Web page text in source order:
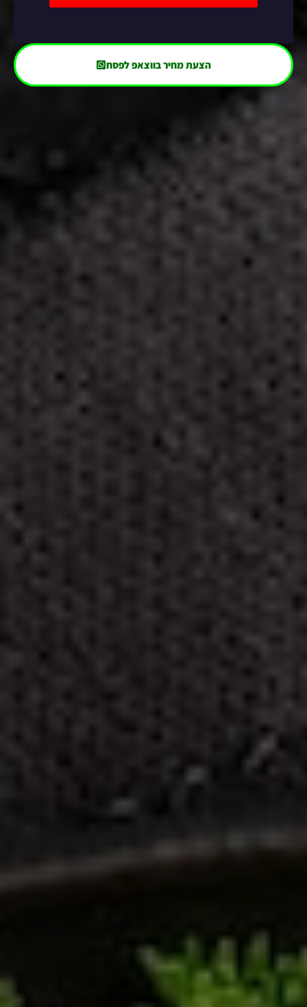
הצעת מחיר בווצאפ לפסח